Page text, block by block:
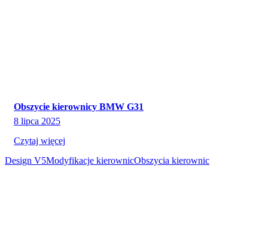
Obszycie kierownicy BMW G31
8 lipca 2025
Czytaj więcej
Design V5Modyfikacje kierownicObszycia kierownic